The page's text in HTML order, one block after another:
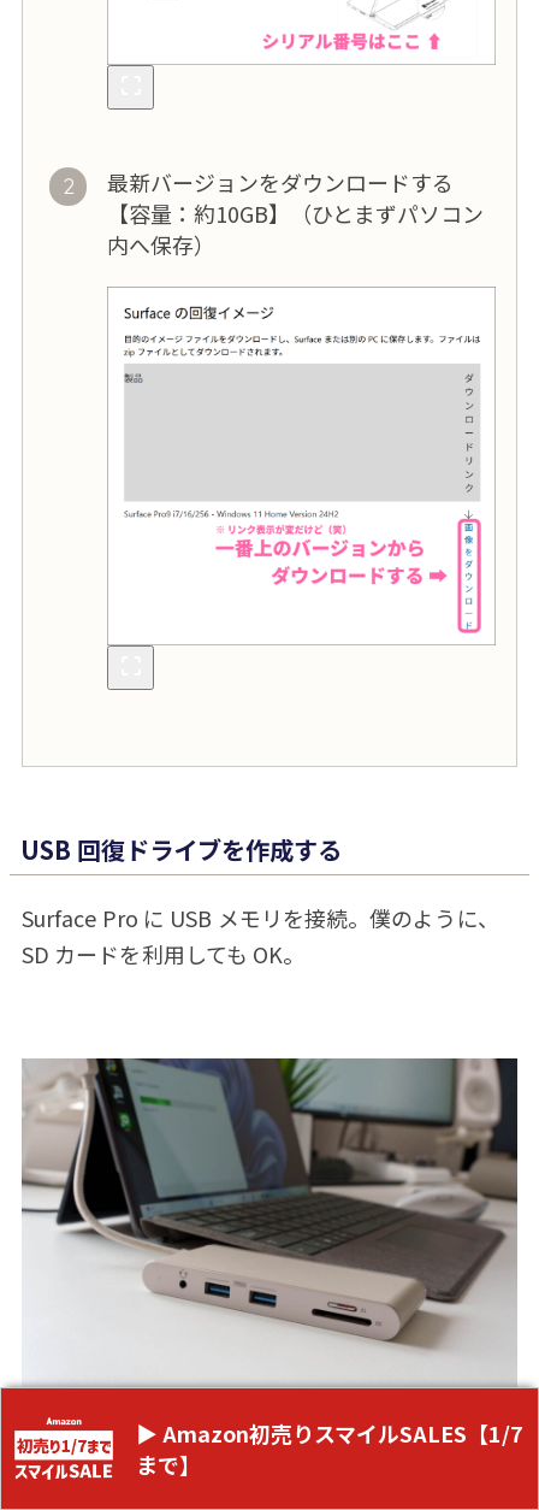
最新バージョンをダウンロードする
【容量：約10GB】（ひとまずパソコン
内へ保存）
USB 回復ドライブを作成する
Surface Pro に USB メモリを接続。僕のように、
SD カードを利用しても OK。
▶ Amazon初売りスマイルSALES【1/7
まで】